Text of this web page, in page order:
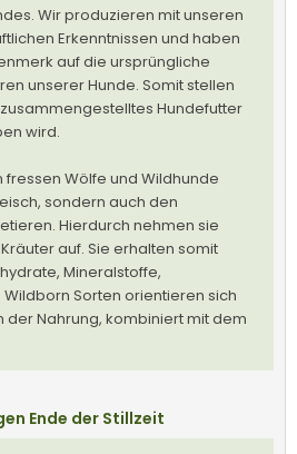
Wir produzieren mit unseren
Erkenntnissen und haben
auf die ursprüngliche
unserer Hunde. Somit stellen
Hundefutter
wird.
Wölfe und Wildhunde
sondern auch den
Hierdurch nehmen sie
auf. Sie erhalten somit
Mineralstoffe,
Sorten orientieren sich
der Nahrung, kombiniert mit dem
Ende der Stillzeit